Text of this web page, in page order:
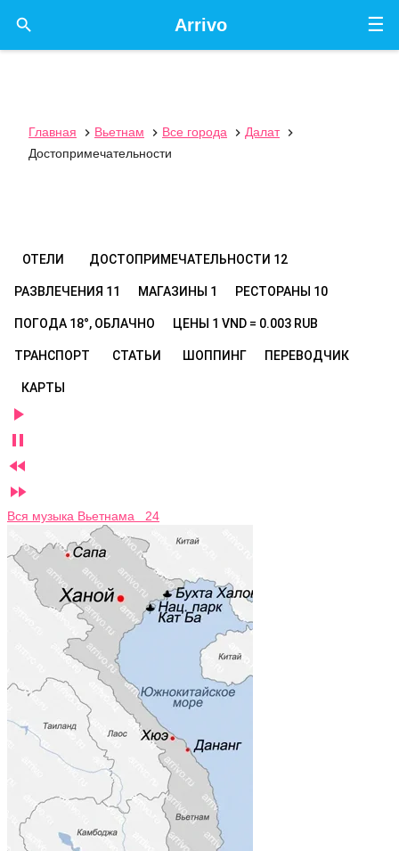
☰
Arrivo

Главная  Вьетнам  Все города  Далат

Достопримечательности
ОТЕЛИ ДОСТОПРИМЕЧАТЕЛЬНОСТИ 12
РАЗВЛЕЧЕНИЯ 11 МАГАЗИНЫ 1 РЕСТОРАНЫ 10
ПОГОДА 18°, ОБЛАЧНО ЦЕНЫ 1 VND = 0.003 RUB
ТРАНСПОРТ СТАТЬИ ШОППИНГ ПЕРЕВОДЧИК
КАРТЫ




Вся музыка Вьетнама 24